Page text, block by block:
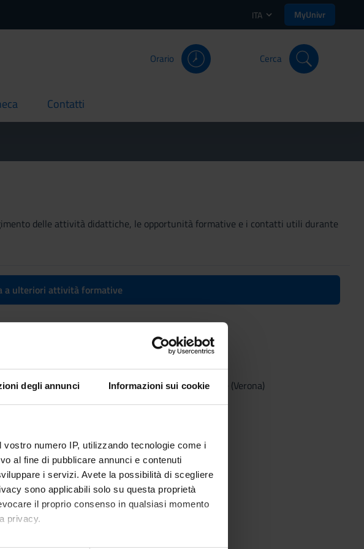
degli annunci Informazioni sui cookie
numero IP, utilizzando tecnologie come i
al fine di pubblicare annunci e contenuti
i servizi. Avete la possibilità di scegliere
sono applicabili solo su questa proprietà
il proprio consenso in qualsiasi momento
privacy.
ITA MyUnivr
Orario Cerca
Contatti
current
delle attività didattiche, le opportunità formative e i contatti utili durante
a ulteriori attività formative
(2 cfu)(2020/2021) - Laurea in Economia Aziendale (Verona)